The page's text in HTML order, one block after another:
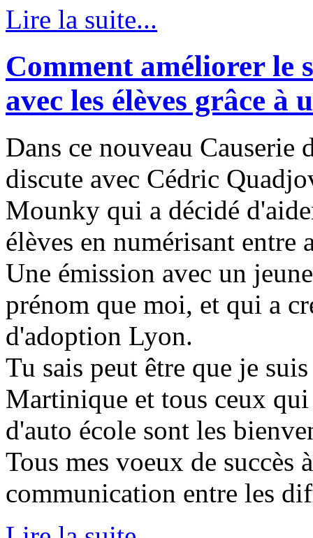
Lire la suite...
Comment améliorer le
avec les élèves grâce
Dans ce nouveau Causerie
discute avec Cédric
Mounky qui a décidé
élèves en numérisant entre
Une émission avec un
prénom que moi, et qui a
d'adoption Lyon.
Tu sais peut être que je
Martinique et tous ceux
d'auto école sont les
Tous mes voeux de
communication entre les